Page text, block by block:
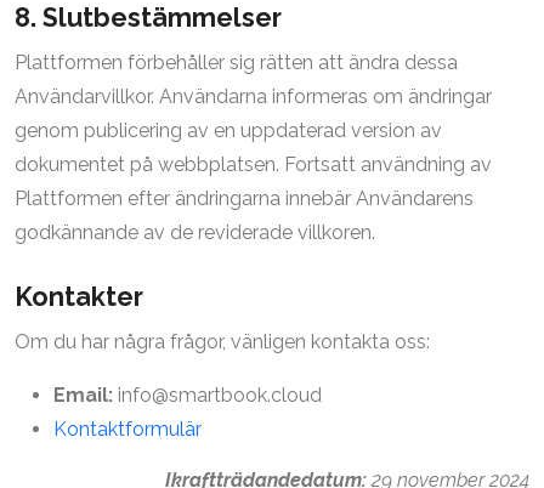
8. Slutbestämmelser
Plattformen förbehåller sig rätten att ändra dessa
Användarvillkor. Användarna informeras om ändringar
genom publicering av en uppdaterad version av
dokumentet på webbplatsen. Fortsatt användning av
Plattformen efter ändringarna innebär Användarens
godkännande av de reviderade villkoren.
Kontakter
Om du har några frågor, vänligen kontakta oss:
Email: info@smartbook.cloud
Kontaktformulär
Ikraftträdandedatum: 29 november 2024